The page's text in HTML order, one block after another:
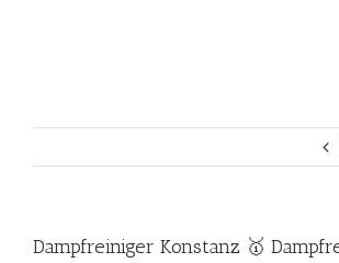
Dampfreiniger Konstanz 🥇